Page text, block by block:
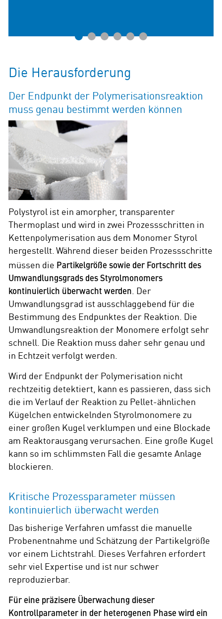
Die Herausforderung
Der Endpunkt der Polymerisationsreaktion
muss genau bestimmt werden können
Polystyrol ist ein amorpher, transparenter
Thermoplast und wird in zwei Prozessschritten in
Kettenpolymerisation aus dem Monomer Styrol
hergestellt. Während dieser beiden Prozessschritte
müssen die Partikelgröße sowie der Fortschritt des
Umwandlungsgrads des Styrolmonomers
kontinuierlich überwacht werden . Der
Umwandlungsgrad ist ausschlaggebend für die
Bestimmung des Endpunktes der Reaktion. Die
Umwandlungsreaktion der Monomere erfolgt sehr
schnell. Die Reaktion muss daher sehr genau und
in Echtzeit verfolgt werden.
Wird der Endpunkt der Polymerisation nicht
rechtzeitig detektiert, kann es passieren, dass sich
die im Verlauf der Reaktion zu Pellet-ähnlichen
Kügelchen entwickelnden Styrolmonomere zu
einer großen Kugel verklumpen und eine Blockade
am Reaktorausgang verursachen. Eine große Kugel
kann so im schlimmsten Fall die gesamte Anlage
blockieren.
Kritische Prozessparameter müssen
kontinuierlich überwacht werden
Das bisherige Verfahren umfasst die manuelle
Probenentnahme und Schätzung der Partikelgröße
vor einem Lichtstrahl. Dieses Verfahren erfordert
sehr viel Expertise und ist nur schwer
reproduzierbar.
Für eine präzisere Überwachung dieser
Kontrollparameter in der heterogenen Phase wird ein